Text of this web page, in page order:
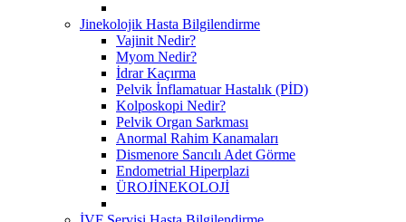
Jinekolojik Hasta Bilgilendirme
Vajinit Nedir?
Myom Nedir?
İdrar Kaçırma
Pelvik İnflamatuar Hastalık (PİD)
Kolposkopi Nedir?
Pelvik Organ Sarkması
Anormal Rahim Kanamaları
Dismenore Sancılı Adet Görme
Endometrial Hiperplazi
ÜROJİNEKOLOJİ